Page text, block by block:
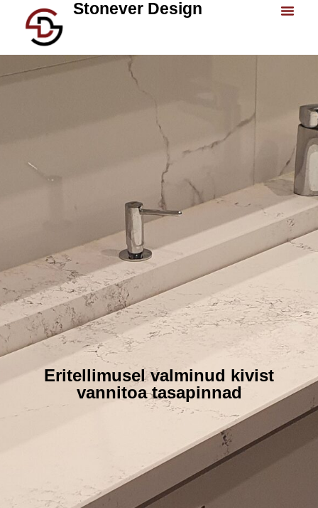
Stonever Design
Eritellimusel valminud kivist
vannitoa tasapinnad